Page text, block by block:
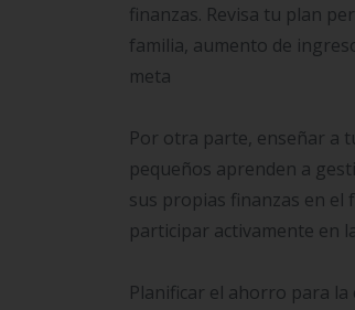
finanzas. Revisa tu plan
familia, aumento de
meta
Por otra parte, enseñar a
pequeños aprenden a
sus propias finanzas en el
participar activamente en
Planificar el ahorro para la